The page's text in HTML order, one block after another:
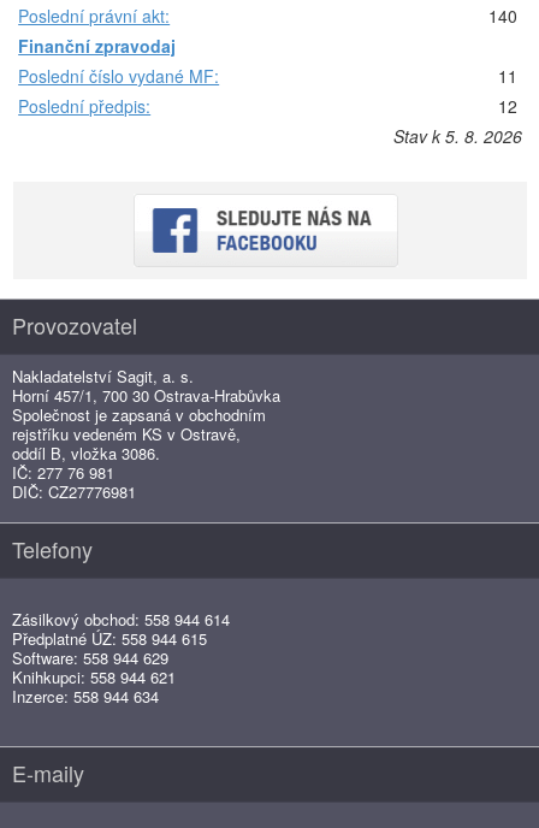
Poslední právní akt:
140
Finanční zpravodaj
Poslední číslo vydané MF:
11
Poslední předpis:
12
Stav k 5. 8. 2026
Provozovatel
Nakladatelství Sagit, a. s.
Horní 457/1, 700 30 Ostrava-Hrabůvka
Společnost je zapsaná v obchodním
rejstříku vedeném KS v Ostravě,
oddíl B, vložka 3086.
IČ: 277 76 981
DIČ: CZ27776981
Telefony
Zásilkový obchod: 558 944 614
Předplatné ÚZ: 558 944 615
Software: 558 944 629
Knihkupci: 558 944 621
Inzerce: 558 944 634
E-maily